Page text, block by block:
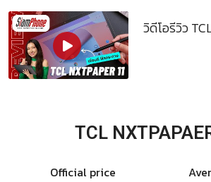
วิดีโอรีวิว
TCL
Official price